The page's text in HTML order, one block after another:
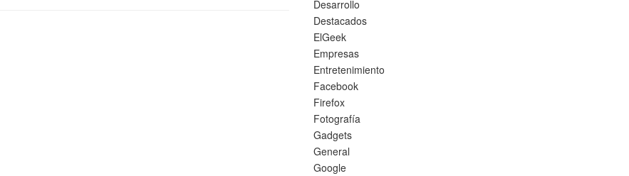
Desarrollo
Destacados
ElGeek
Empresas
Entretenimiento
Facebook
Firefox
Fotografía
Gadgets
General
Google